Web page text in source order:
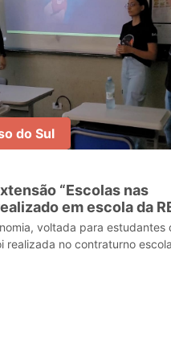
do Sul
“Escolas nas
em escola da
voltada para estudantes
realizada no contraturno